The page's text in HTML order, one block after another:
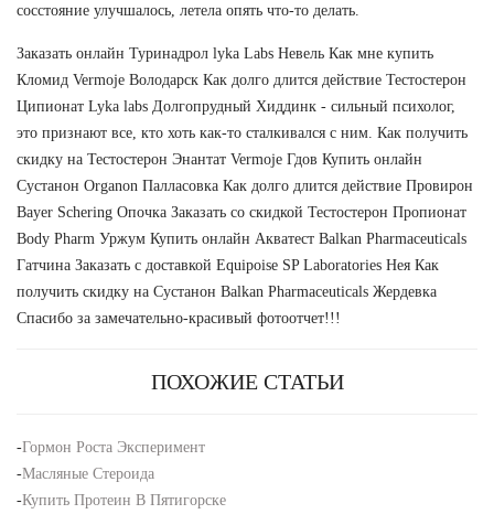
сосстояние улучшалось, летела опять что-то делать.
Заказать онлайн Туринадрол lyka Labs Невель Как мне купить
Кломид Vermoje Володарск Как долго длится действие Тестостерон
Ципионат Lyka labs Долгопрудный Хиддинк - сильный психолог,
это признают все, кто хоть как-то сталкивался с ним. Как получить
скидку на Тестостерон Энантат Vermoje Гдов Купить онлайн
Сустанон Organon Палласовка Как долго длится действие Провирон
Bayer Schering Опочка Заказать со скидкой Тестостерон Пропионат
Body Pharm Уржум Купить онлайн Акватест Balkan Pharmaceuticals
Гатчина Заказать с доставкой Equipoise SP Laboratories Нея Как
получить скидку на Сустанон Balkan Pharmaceuticals Жердевка
Спасибо за замечательно-красивый фотоотчет!!!
ПОХОЖИЕ СТАТЬИ
-Гормон Роста Эксперимент
-Масляные Стероида
-Купить Протеин В Пятигорске